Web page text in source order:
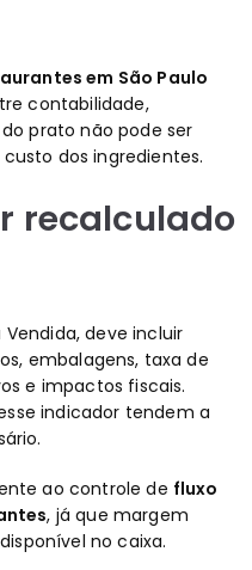
em São Paulo
contabilidade,
prato não pode ser
dos ingredientes.
recalculado
deve incluir
embalagens, taxa de
e impactos fiscais.
indicador tendem a
ao controle de fluxo
, já que margem
no caixa.